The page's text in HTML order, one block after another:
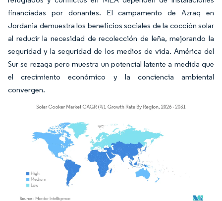
financiadas por donantes. El campamento de Azraq en
Jordania demuestra los beneficios sociales de la cocción solar
al reducir la necesidad de recolección de leña, mejorando la
seguridad y la seguridad de los medios de vida. América del
Sur se rezaga pero muestra un potencial latente a medida que
el crecimiento económico y la conciencia ambiental
convergen.